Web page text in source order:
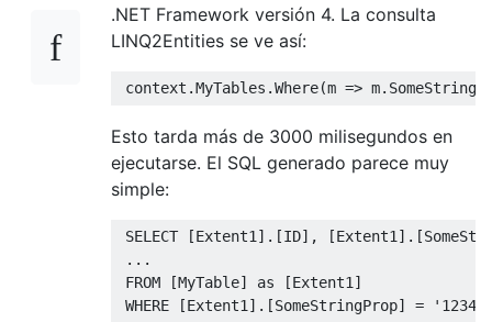
.NET Framework versión 4. La consulta
LINQ2Entities se ve así:
context .MyTables .Where(m => m.
Esto tarda más de 3000 milisegundos en
ejecutarse. El SQL generado parece muy
simple:
SELECT [Extent1 ].[ID], [Extent1 ].[
...
FROM
[MyTable] as [Extent1 ]
WHERE
[Extent1 ].[SomeStringProp] =